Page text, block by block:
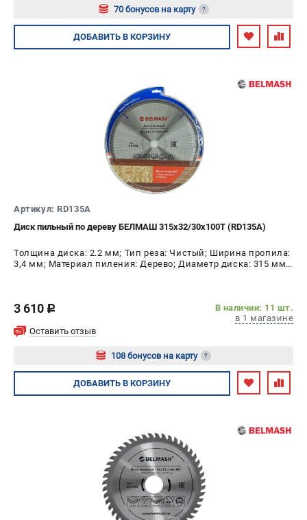
+7 (812) 317-66-20
Информация размещённая на сайте не является публичной
офертой
Режим работы колл-центра:
пн-пт - с 9:00 до 18:00
сб - с 10:00 до 16:00
вс - выходной
zakaz@belmash-market.ru
70 бонусов на карту ?
Авторизуйтесь
ДОБАВИТЬ В КОРЗИНУ
Артикул: RD135A
Диск пильный по дереву БЕЛМАШ 315x32/30x100T (RD135A)
Толщина диска: 2.2 мм; Тип реза: Чистый; Ширина пропила:
3,4 мм; Материал пиления: Дерево; Диаметр диска: 315 мм;
3 610 c
В наличии: 11 шт.
в 1 магазине
Оставить отзыв
108 бонусов на карту ?
Авторизуйтесь
ДОБАВИТЬ В КОРЗИНУ